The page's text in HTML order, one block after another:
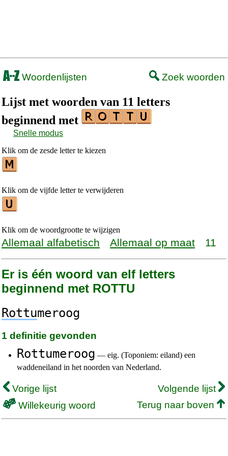
Woordenlijsten Zoek woorden
Lijst met woorden van 11 letters
beginnend met
Snelle modus
Klik om de zesde letter te kiezen
Klik om de vijfde letter te verwijderen
Klik om de woordgrootte te wijzigen
Allemaal alfabetisch Allemaal op maat 11
Er is één woord van elf letters
beginnend met ROTTU
Rottumeroog
1 definitie gevonden
Rottumeroog — eig. (Toponiem: eiland) een
waddeneiland in het noorden van Nederland.
Vorige lijst
Volgende lijst
Willekeurig woord
Terug naar boven